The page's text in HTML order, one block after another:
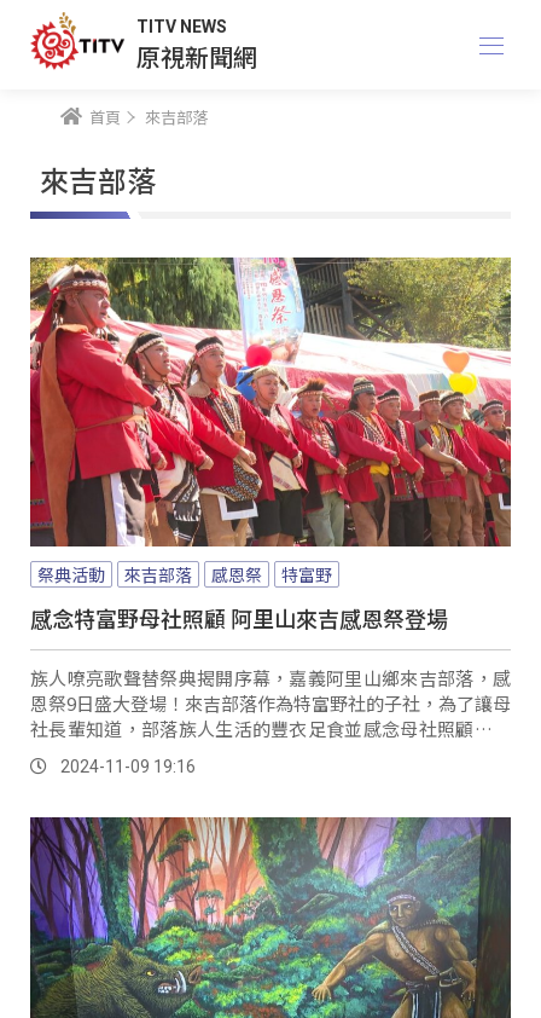
TITV NEWS
原視新聞網
首頁 來吉部落
來吉部落
祭典活動 來吉部落 感恩祭 特富野
感念特富野母社照顧 阿里山來吉感恩祭登場
族人嘹亮歌聲替祭典揭開序幕，嘉義阿里山鄉來吉部落，感
恩祭9日盛大登場！來吉部落作為特富野社的子社，為了讓母
社長輩知道，部落族人生活的豐衣足食並感念母社照顧，感
恩祭由此而生，甚至在祭典當日凌晨，族人會前往鄒族聖山
塔山取來最乾淨神聖的水源，用於清洗祭儀場地以及祭祀器
2024-11-09 19:16